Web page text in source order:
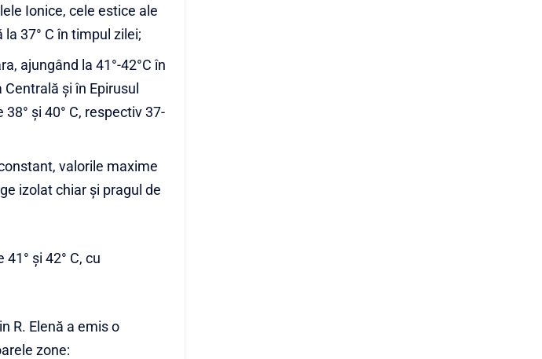
Ionice, cele estice ale
37° C în timpul zilei;
ajungând la 41°-42°C în
și în Epirusul
și 40° C, respectiv 37-
valorile maxime
izolat chiar și pragul de
și 42° C, cu
R. Elenă a emis o
zone: